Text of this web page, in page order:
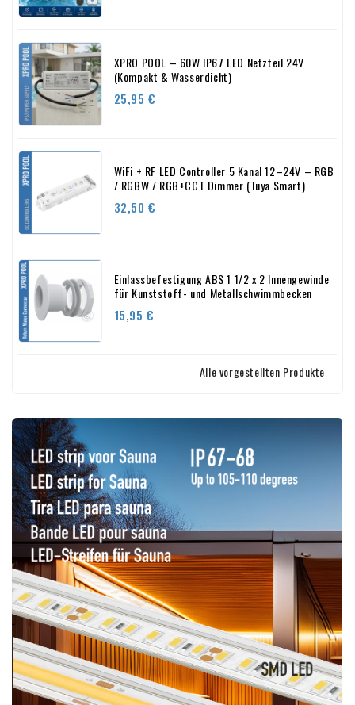
XPRO POOL – 60W IP67 LED Netzteil 24V
(Kompakt & Wasserdicht)
25,95 €
WiFi + RF LED Controller 5 Kanal 12–24V – RGB
/ RGBW / RGB+CCT Dimmer (Tuya Smart)
32,50 €
Einlassbefestigung ABS 1 1/2 x 2 Innengewinde
für Kunststoff- und Metallschwimmbecken
15,95 €
Alle vorgestellten Produkte